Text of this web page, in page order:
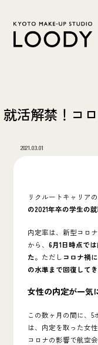
就活解禁！コ
2021.03.01
リクルートキャリア
の2021年卒の学生の
内定率は、新型コロ
から、 6月1日時点で
た。ただし コロナ禍
の水準まで回復してき
女性の内定が一気
この数ヶ月の間に、
は、内定を取った女
コロナの影響で航空